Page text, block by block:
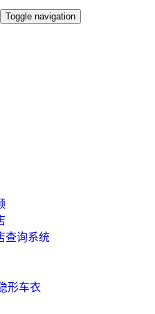
Toggle navigation
查询系统
形车衣